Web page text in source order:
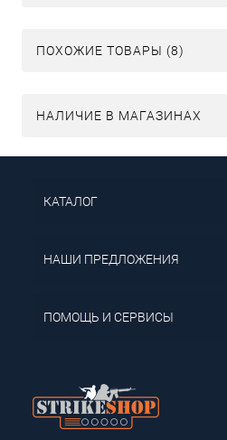
ПОХОЖИЕ ТОВАРЫ (8)
НАЛИЧИЕ В МАГАЗИНАХ
КАТАЛОГ
НАШИ ПРЕДЛОЖЕНИЯ
ПОМОЩЬ И СЕРВИСЫ